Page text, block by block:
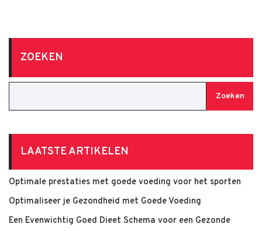
ZOEKEN
Zoeken
LAATSTE ARTIKELEN
Optimale prestaties met goede voeding voor het sporten
Optimaliseer je Gezondheid met Goede Voeding
Een Evenwichtig Goed Dieet Schema voor een Gezonde